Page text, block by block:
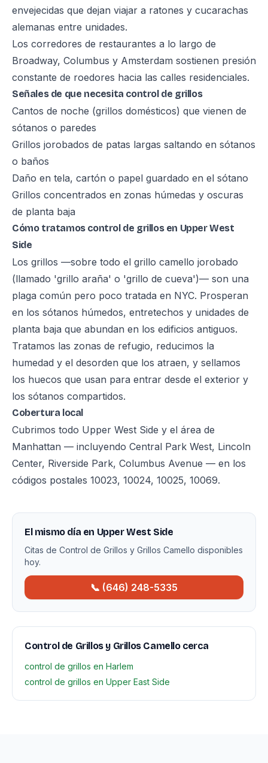
envejecidas que dejan viajar a ratones y cucarachas
alemanas entre unidades.
Los corredores de restaurantes a lo largo de
Broadway, Columbus y Amsterdam sostienen presión
constante de roedores hacia las calles residenciales.
Señales de que necesita control de grillos
Cantos de noche (grillos domésticos) que vienen de
sótanos o paredes
Grillos jorobados de patas largas saltando en sótanos
o baños
Daño en tela, cartón o papel guardado en el sótano
Grillos concentrados en zonas húmedas y oscuras
de planta baja
Cómo tratamos control de grillos en Upper West
Side
Los grillos —sobre todo el grillo camello jorobado
(llamado 'grillo araña' o 'grillo de cueva')— son una
plaga común pero poco tratada en NYC. Prosperan
en los sótanos húmedos, entretechos y unidades de
planta baja que abundan en los edificios antiguos.
Tratamos las zonas de refugio, reducimos la
humedad y el desorden que los atraen, y sellamos
los huecos que usan para entrar desde el exterior y
los sótanos compartidos.
Cobertura local
Cubrimos todo Upper West Side y el área de
Manhattan — incluyendo Central Park West, Lincoln
Center, Riverside Park, Columbus Avenue — en los
códigos postales 10023, 10024, 10025, 10069.
El mismo día en Upper West Side
Citas de Control de Grillos y Grillos Camello disponibles
hoy.
📞 (646) 248-5335
Control de Grillos y Grillos Camello cerca
control de grillos en Harlem
control de grillos en Upper East Side